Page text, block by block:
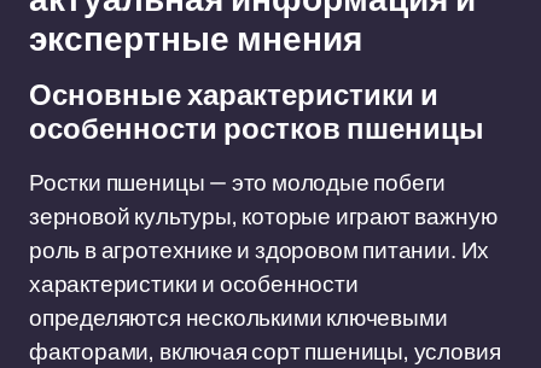
экспертные мнения
Основные характеристики и
особенности ростков пшеницы
Ростки пшеницы — это молодые побеги
зерновой культуры, которые играют важную
роль в агротехнике и здоровом питании. Их
характеристики и особенности
определяются несколькими ключевыми
факторами, включая сорт пшеницы, условия